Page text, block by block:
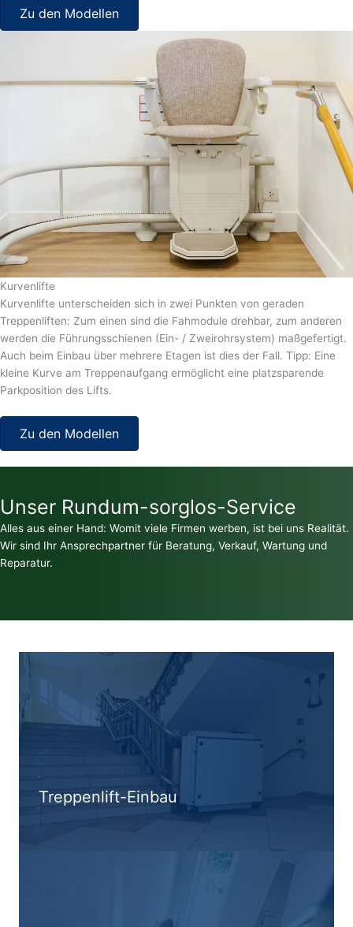
Zu den Modellen
Kurvenlifte
Kurvenlifte unterscheiden sich in zwei Punkten von geraden
Treppenliften: Zum einen sind die Fahmodule drehbar, zum anderen
werden die Führungsschienen (Ein- / Zweirohrsystem) maßgefertigt.
Auch beim Einbau über mehrere Etagen ist dies der Fall. Tipp: Eine
kleine Kurve am Treppenaufgang ermöglicht eine platzsparende
Parkposition des Lifts.
Zu den Modellen
Unser Rundum-sorglos-Service
Alles aus einer Hand: Womit viele Firmen werben, ist bei uns Realität.
Wir sind Ihr Ansprechpartner für Beratung, Verkauf, Wartung und
Reparatur.
Treppenlift-Einbau